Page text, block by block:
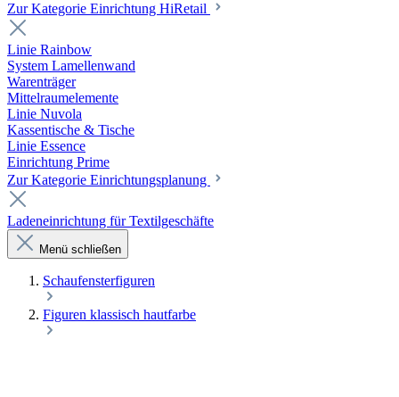
Zur Kategorie Einrichtung HiRetail
Linie Rainbow
System Lamellenwand
Warenträger
Mittelraumelemente
Linie Nuvola
Kassentische & Tische
Linie Essence
Einrichtung Prime
Zur Kategorie Einrichtungsplanung
Ladeneinrichtung für Textilgeschäfte
Menü schließen
Schaufenster­figuren
Figuren klassisch hautfarbe